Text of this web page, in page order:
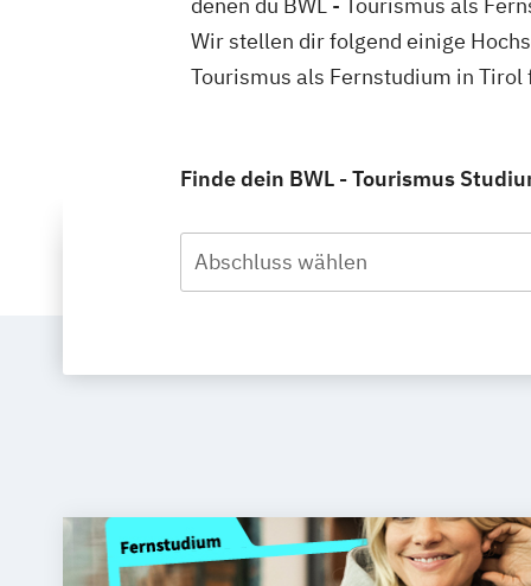
Wir stellen dir folgend einige
Tourismus als Fernstudium in
Finde dein BWL - Tourismus
Abschluss wählen